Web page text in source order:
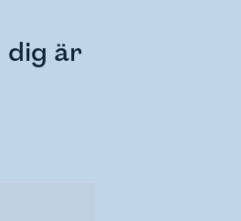
dig är